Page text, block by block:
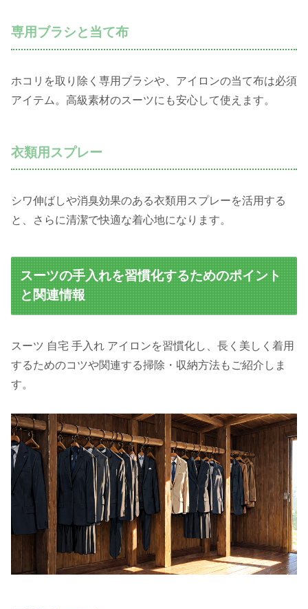
専用ブラシと当て布
ホコリを取り除く専用ブラシや、アイロンの当て布は必須
アイテム。高級素材のスーツにも安心して使えます。
衣類用スプレー
シワ伸ばしや消臭効果のある衣類用スプレーを活用する
と、さらに清潔で快適な着心地になります。
スーツの手入れを習慣化するためのポイント
と関連情報
スーツ 自宅 手入れ アイロンを習慣化し、長く美しく着用
するためのコツや関連する掃除・収納方法もご紹介しま
す。